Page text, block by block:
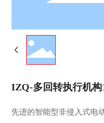
IZQ-多回转执行机构
先进的智能型非侵入式电